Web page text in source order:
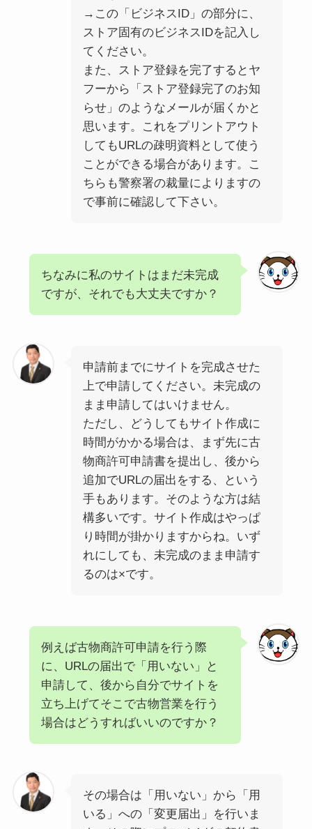
→この「ビジネスID」の部分に、
ストア固有のビジネスIDを記入し
てください。
また、ストア登録を完了するとヤ
フーから「ストア登録完了のお知
らせ」のようなメールが届くかと
思います。これをプリントアウト
してもURLの疎明資料として使う
ことができる場合があります。こ
ちらも警察署の裁量によりますの
で事前に確認して下さい。
ちなみに私のサイトはまだ未完成
ですが、それでも大丈夫ですか？
申請前までにサイトを完成させた
上で申請してください。未完成の
まま申請してはいけません。
ただし、どうしてもサイト作成に
時間がかかる場合は、まず先に古
物商許可申請書を提出し、後から
追加でURLの届出をする、という
手もあります。そのような方は結
構多いです。サイト作成はやっぱ
り時間が掛かりますからね。いず
れにしても、未完成のまま申請す
るのは×です。
例えば古物商許可申請を行う際
に、URLの届出で「用いない」と
申請して、後から自分でサイトを
立ち上げてそこで古物営業を行う
場合はどうすればいいのですか？
その場合は「用いない」から「用
いる」への「変更届出」を行いま